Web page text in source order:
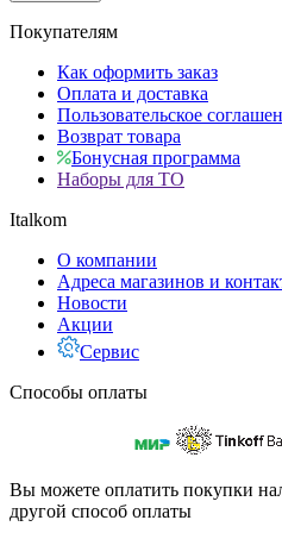
Покупателям
Как оформить заказ
Оплата и доставка
Пользовательское
Возврат товара
Бонусная программа
Наборы для ТО
Italkom
О компании
Адреса магазинов и
Новости
Акции
Сервис
Способы оплаты
Вы можете оплатить покупки
другой способ оплаты